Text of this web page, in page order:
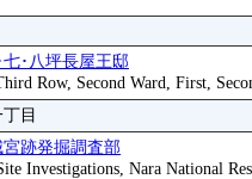
･八坪長屋王邸
Row, Second Ward, First,
目
跡発掘調査部
Investigations, Nara National